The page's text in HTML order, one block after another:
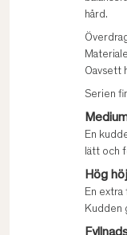
hård.
Oavsett
Serien
En
lätt och
Hög
En extra
Kudden